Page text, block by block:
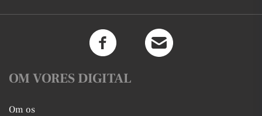
OM VORES DIGITAL
Om os